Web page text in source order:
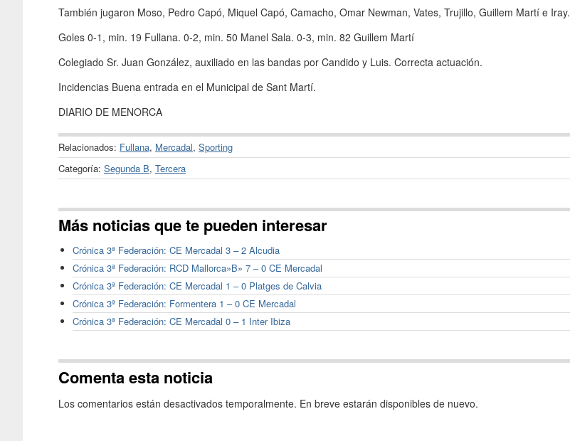
También jugaron Moso, Pedro Capó, Miquel Capó, Camacho, Omar Newman, Vates, Trujillo, Guillem Martí e Iray.
Goles 0-1, min. 19 Fullana. 0-2, min. 50 Manel Sala. 0-3, min. 82 Guillem Martí
Colegiado Sr. Juan González, auxiliado en las bandas por Candido y Luis. Correcta actuación.
Incidencias Buena entrada en el Municipal de Sant Martí.
DIARIO DE MENORCA
Relacionados: Fullana, Mercadal, Sporting
Categoría: Segunda B, Tercera
Más noticias que te pueden interesar
Crónica 3ª Federación: CE Mercadal 3 – 2 Alcudia
Crónica 3ª Federación: RCD Mallorca»B» 7 – 0 CE Mercadal
Crónica 3ª Federación: CE Mercadal 1 – 0 Platges de Calvia
Crónica 3ª Federación: Formentera 1 – 0 CE Mercadal
Crónica 3ª Federación: CE Mercadal 0 – 1 Inter Ibiza
Comenta esta noticia
Los comentarios están desactivados temporalmente. En breve estarán disponibles de nuevo.